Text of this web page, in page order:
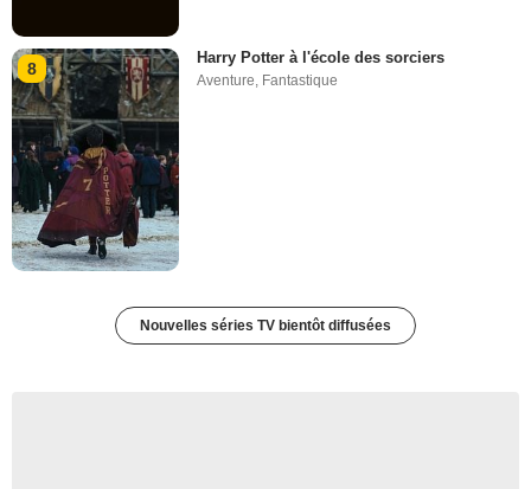
8
Harry Potter à l'école des sorciers
Aventure Fantastique
Nouvelles séries TV bientôt diffusées